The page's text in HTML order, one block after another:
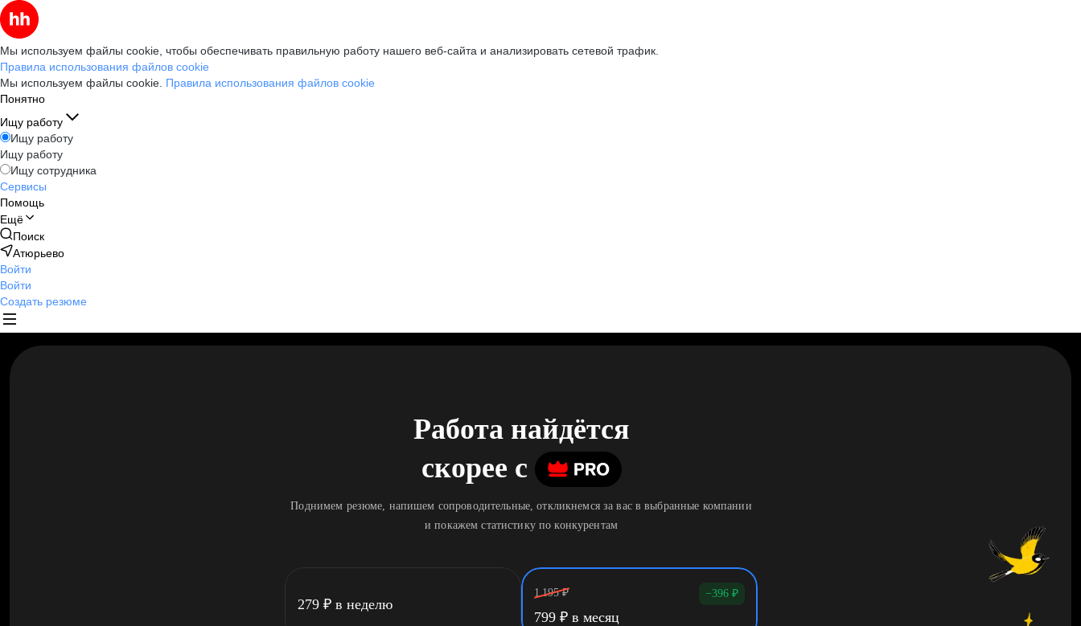
Мы используем файлы cookie, чтобы обеспечивать правильную работу нашего веб-сайта и анализировать сетевой трафик.
Правила использования файлов cookie
Мы используем файлы cookie. Правила использования файлов cookie
Понятно
Ищу работу
Ищу работу
Ищу работу
Ищу сотрудника
Сервисы
Помощь
Ещё
Поиск
Атюрьево
Войти
Войти
Создать резюме
Работа найдётся
скорее c
Поднимем резюме, напишем сопроводительные, откликнемся за вас в выбранные компании
и покажем статистику по конкурентам
279 ₽ в неделю
1 195 ₽ −396 ₽
799 ₽ в месяц